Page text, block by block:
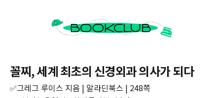
꼴찌, 세계 최초의 신경외과 의사가 되다
✅그레그 루이스 지음 | 알라딘북스 | 248쪽‌